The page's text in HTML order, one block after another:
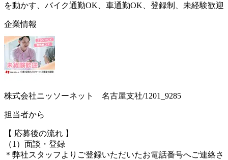
を動かす、バイク通勤OK、車通勤OK、登録制、未経験歓迎
企業情報
株式会社ニッソーネット 名古屋支社/1201_9285
担当者から
【 応募後の流れ 】
（1）面談・登録
＊弊社スタッフよりご登録いただいたお電話番号へご連絡さ